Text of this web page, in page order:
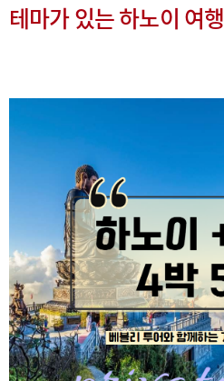
테마가 있는 하노이 여행